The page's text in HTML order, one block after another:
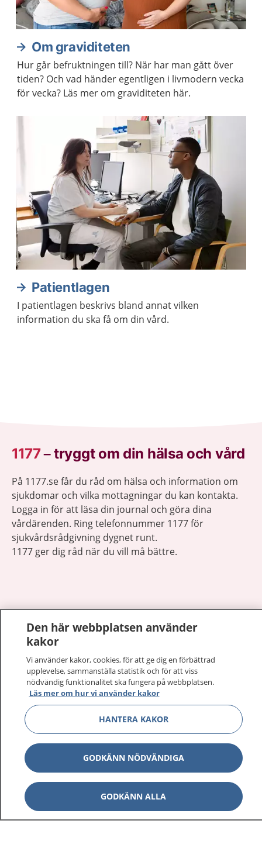
Om graviditeten
Hur går befruktningen till? När har man gått över
tiden? Och vad händer egentligen i livmodern vecka
för vecka? Läs mer om graviditeten här.
Patientlagen
I patientlagen beskrivs bland annat vilken
information du ska få om din vård.
1177–tryggt om din hälsa och vård
På 1177.se får du råd om hälsa och information om
sjukdomar och vilka mottagningar du kan kontakta.
Logga in för att läsa din journal och göra dina
vårdärenden. Ring telefonnummer 1177 för
sjukvårdsrådgivning dygnet runt.
1177 ger dig råd när du vill må bättre.
1177 på flera språk
Om 1177
Kontakt
Behandling av personuppgifter
Hantering av kakor
Inställningar för kakor
Den här webbplatsen använder
kakor
Vi använder kakor, cookies, för att ge dig en förbättrad
upplevelse, sammanställa statistik och för att viss
nödvändig funktionalitet ska fungera på webbplatsen.
Läs mer om hur vi använder kakor
HANTERA KAKOR
GODKÄNN NÖDVÄNDIGA
GODKÄNN ALLA